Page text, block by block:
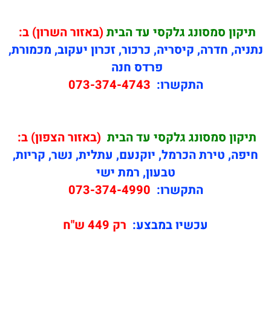
תיקון סמסונג גלקסי עד הבית (באזור השרון) ב:
נתניה, חדרה, קיסריה, כרכור, זכרון יעקוב, מכמורת,
פרדס חנה
התקשרו: 073-374-4743
תיקון סמסונג גלקסי עד הבית (באזור הצפון) ב:
חיפה, טירת הכרמל, יוקנעם, עתלית, נשר, קריות,
טבעון, רמת ישי
התקשרו: 073-374-4990
עכשיו במבצע: רק 449 ש"ח